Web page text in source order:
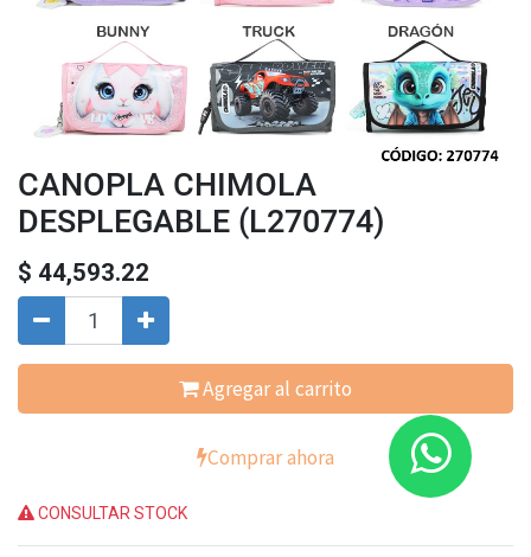
CANOPLA CHIMOLA
DESPLEGABLE (L270774)
$ 44,593.22
Agregar al carrito
Comprar ahora
CONSULTAR STOCK